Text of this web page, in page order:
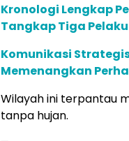
Kronologi Lengkap
Tangkap Tiga
Komunikasi Strategis
Memenangkan
Wilayah ini terpantau
tanpa hujan.